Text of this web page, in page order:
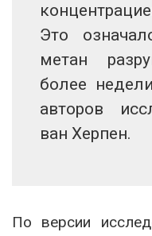
Это
метан
более
авторов
ван Херпен.
По версии